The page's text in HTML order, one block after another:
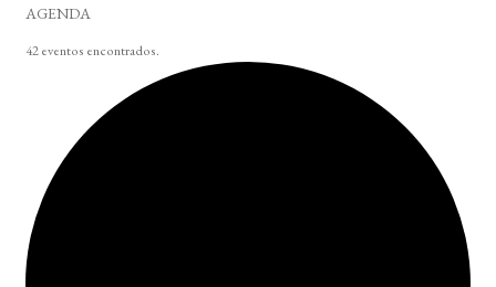
AGENDA
42 eventos encontrados.